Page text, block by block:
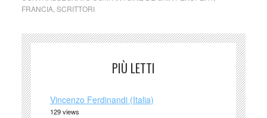
FRANCIA, SCRITTORI
PIÙ LETTI
Vincenzo Ferdinandi (Italia)
129 views